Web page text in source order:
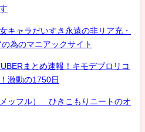
キャラだいすき永遠の非リア充・
為のマニアックサイト
まとめ速報！キモデブロリコ
激動の1750日
ッフル） ひきこもりニートのオ